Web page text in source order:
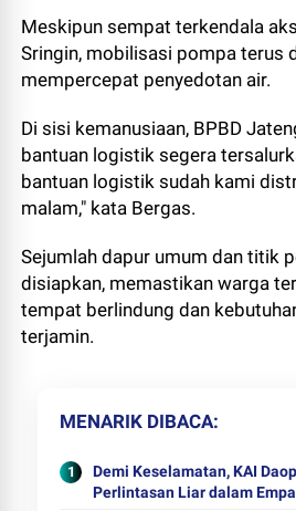
Meskipun sempat terkendala
Sringin, mobilisasi pompa terus
mempercepat penyedotan air.
Di sisi kemanusiaan, BPBD
bantuan logistik segera
bantuan logistik sudah kami
malam," kata Bergas.
Sejumlah dapur umum dan titik
disiapkan, memastikan warga
tempat berlindung dan
terjamin.
MENARIK DIBACA
Demi Keselamatan, KAI
Perlintasan Liar dalam